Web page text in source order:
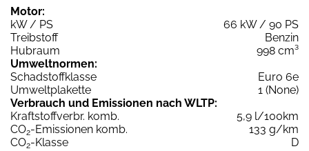
Motor:
kW / PS
66 kW / 90 PS
Treibstoff
Benzin
Hubraum
998 cm³
Umweltnormen:
Schadstoffklasse
Euro 6e
Umweltplakette
1 (None)
Verbrauch und Emissionen nach WLTP:
Kraftstoffverbr. komb.
5,9 l/100km
CO2-Emissionen komb.
133 g/km
CO2-Klasse
D